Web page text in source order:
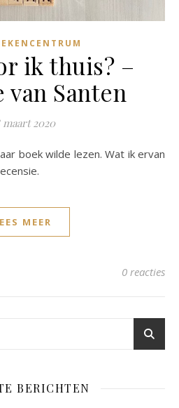
ik thuis? –
van Santen
maart 2020
MEER
0 reacties
BERICHTEN